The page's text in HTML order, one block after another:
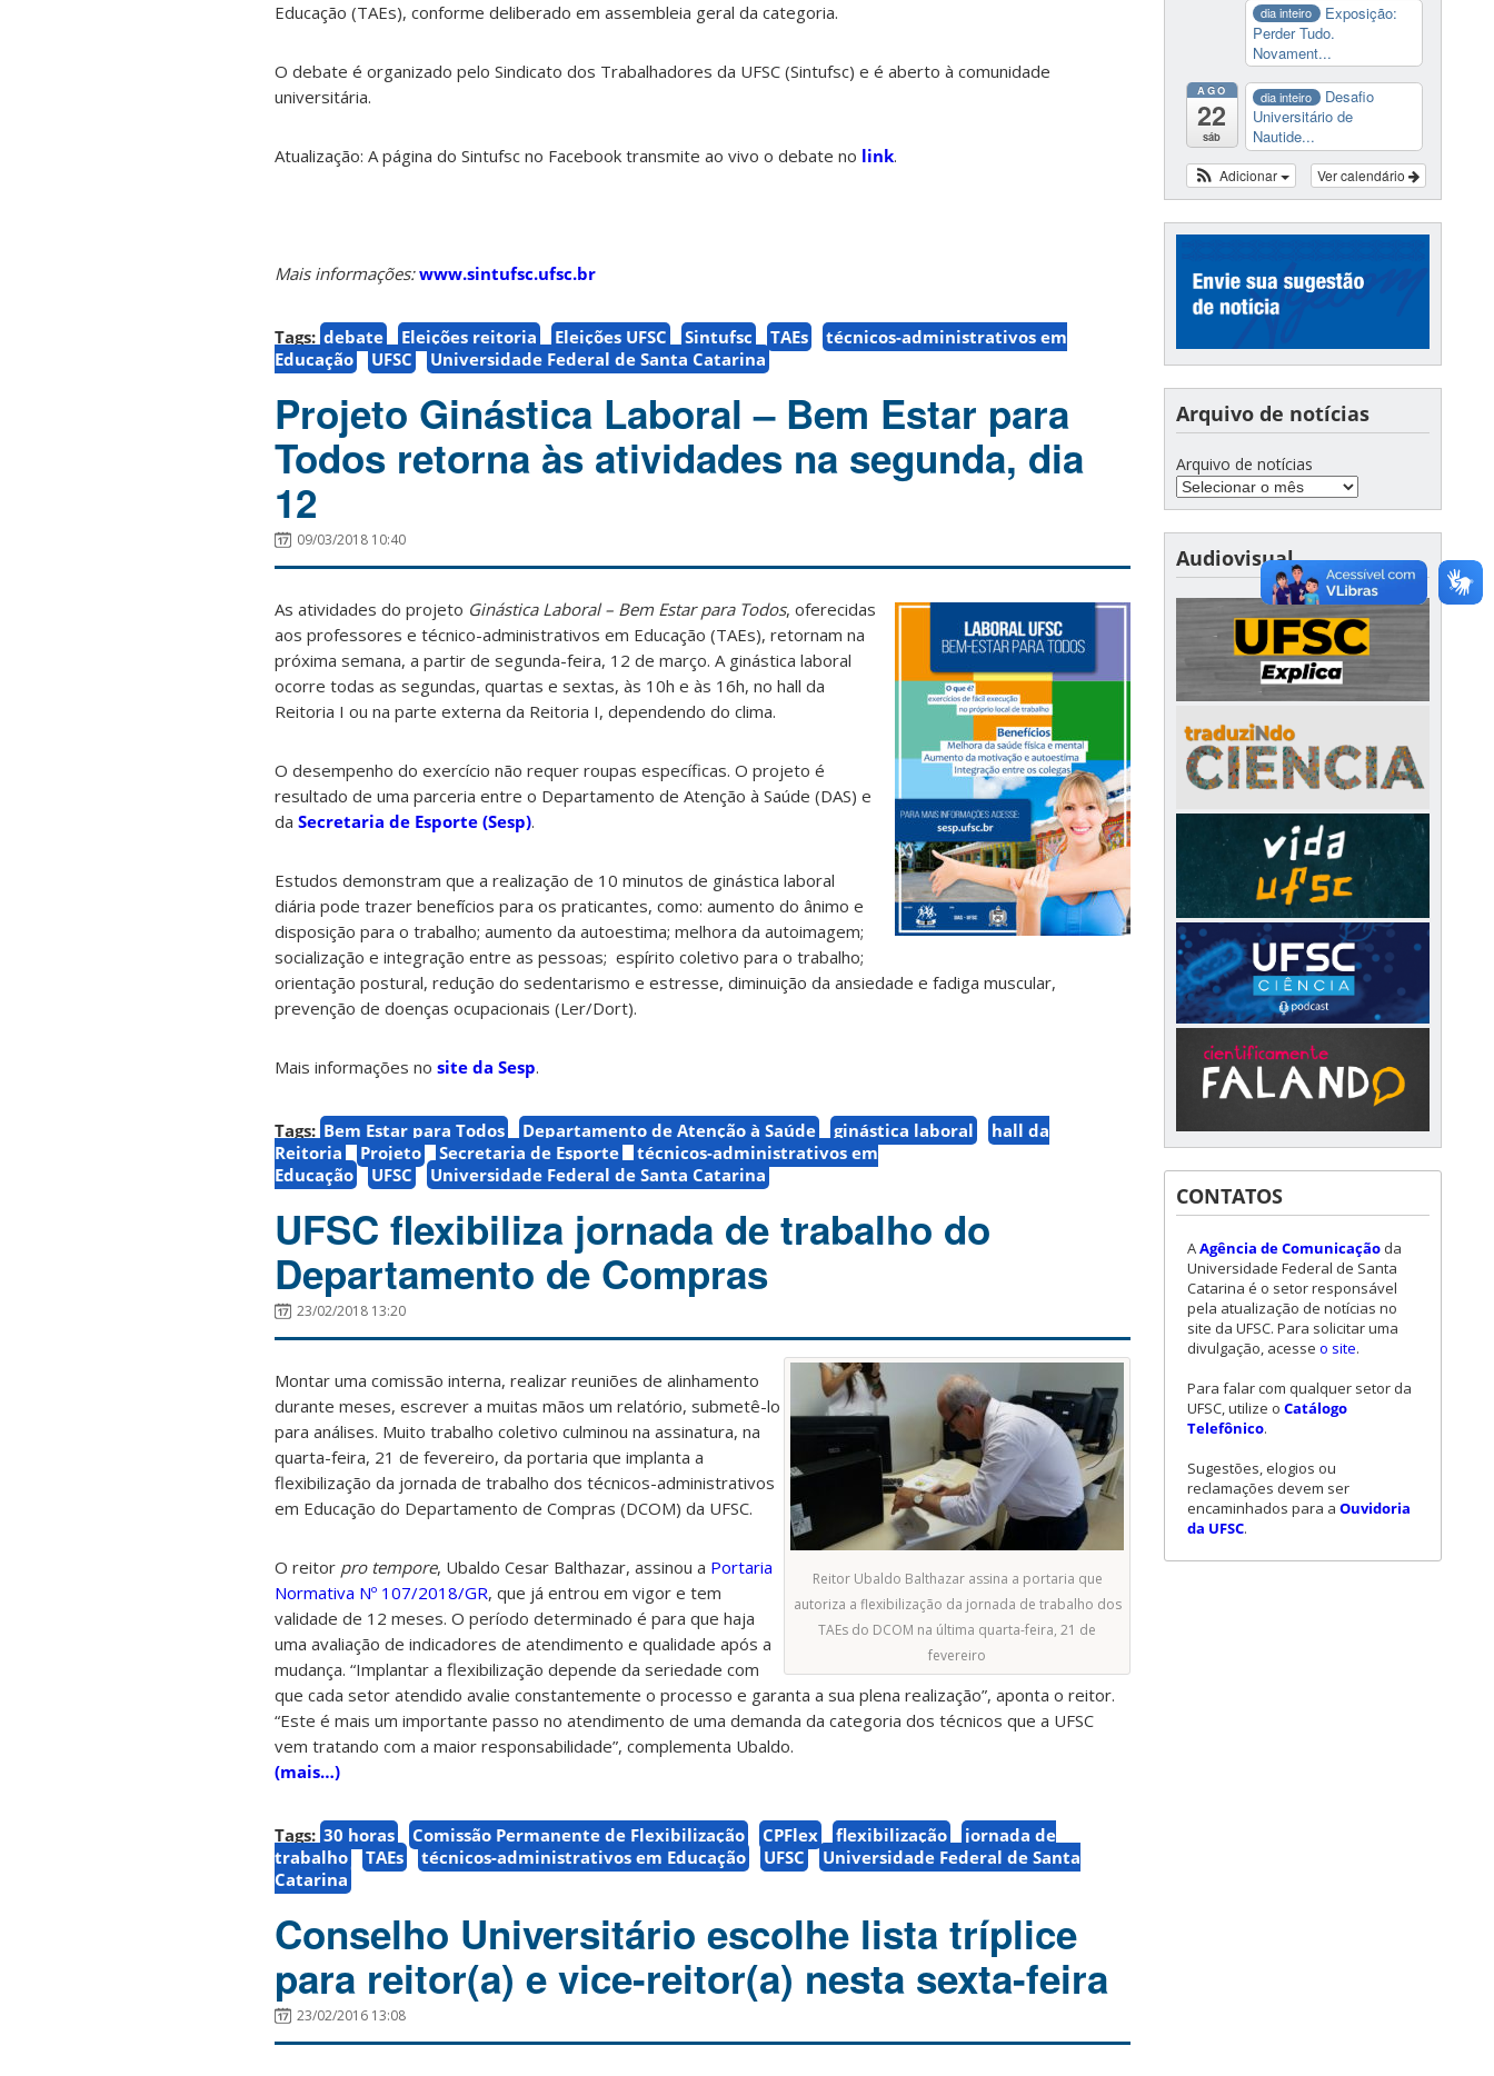
Educação (TAEs), conforme deliberado em assembleia geral da categoria.
O debate é organizado pelo Sindicato dos Trabalhadores da UFSC (Sintufsc) e é aberto à comunidade
universitária.
Atualização: A página do Sintufsc no Facebook transmite ao vivo o debate no link.
Mais informações: www.sintufsc.ufsc.br
Tags: debate Eleições reitoria Eleições UFSC Sintufsc TAEs
técnicos-administrativos em
Educação
UFSC Universidade Federal de Santa Catarina
Projeto Ginástica Laboral – Bem Estar para
Todos retorna às atividades na segunda, dia
12
09/03/2018 10:40
As atividades do projeto Ginástica Laboral – Bem Estar para Todos, oferecidas
aos professores e técnico-administrativos em Educação (TAEs), retornam na
próxima semana, a partir de segunda-feira, 12 de março. A ginástica laboral
ocorre todas as segundas, quartas e sextas, às 10h e às 16h, no hall da
Reitoria I ou na parte externa da Reitoria I, dependendo do clima.
O desempenho do exercício não requer roupas específicas. O projeto é
resultado de uma parceria entre o Departamento de Atenção à Saúde (DAS) e
da Secretaria de Esporte (Sesp).
Estudos demonstram que a realização de 10 minutos de ginástica laboral
diária pode trazer benefícios para os praticantes, como: aumento do ânimo e
disposição para o trabalho; aumento da autoestima; melhora da autoimagem;
socialização e integração entre as pessoas; espírito coletivo para o trabalho;
orientação postural, redução do sedentarismo e estresse, diminuição da ansiedade e fadiga muscular,
prevenção de doenças ocupacionais (Ler/Dort).
Mais informações no site da Sesp.
Tags: Bem Estar para Todos Departamento de Atenção à Saúde ginástica laboral
hall da
Reitoria
Projeto Secretaria de Esporte
técnicos-administrativos em
Educação
UFSC Universidade Federal de Santa Catarina
UFSC flexibiliza jornada de trabalho do
Departamento de Compras
23/02/2018 13:20
Reitor Ubaldo Balthazar assina a portaria que
autoriza a flexibilização da jornada de trabalho dos
TAEs do DCOM na última quarta-feira, 21 de
fevereiro
Montar uma comissão interna, realizar reuniões de alinhamento
durante meses, escrever a muitas mãos um relatório, submetê-lo
para análises. Muito trabalho coletivo culminou na assinatura, na
quarta-feira, 21 de fevereiro, da portaria que implanta a
flexibilização da jornada de trabalho dos técnicos-administrativos
em Educação do Departamento de Compras (DCOM) da UFSC.
O reitor pro tempore, Ubaldo Cesar Balthazar, assinou a Portaria
Normativa Nº 107/2018/GR, que já entrou em vigor e tem
validade de 12 meses. O período determinado é para que haja
uma avaliação de indicadores de atendimento e qualidade após a
mudança. “Implantar a flexibilização depende da seriedade com
que cada setor atendido avalie constantemente o processo e garanta a sua plena realização”, aponta o reitor.
“Este é mais um importante passo no atendimento de uma demanda da categoria dos técnicos que a UFSC
vem tratando com a maior responsabilidade”, complementa Ubaldo.
(mais…)
Tags: 30 horas Comissão Permanente de Flexibilização CPFlex flexibilização
jornada de
trabalho
TAEs técnicos-administrativos em Educação UFSC
Universidade Federal de Santa
Catarina
Conselho Universitário escolhe lista tríplice
para reitor(a) e vice-reitor(a) nesta sexta-feira
23/02/2016 13:08
dia inteiro
Exposição:
Perder Tudo.
Novament...
AGO
22
sáb
dia inteiro
Desafio
Universitário de
Nautide...
Ver calendário
Adicionar
Arquivo de notícias
Arquivo de notícias
Audiovisual
CONTATOS
AAgência de Comunicação da
Universidade Federal de Santa
Catarina é o setor responsável
pela atualização de notícias no
site da UFSC. Para solicitar uma
divulgação, acesse o site.
Para falar com qualquer setor da
UFSC, utilize o Catálogo
Telefônico.
Sugestões, elogios ou
reclamações devem ser
encaminhados para a Ouvidoria
da UFSC.